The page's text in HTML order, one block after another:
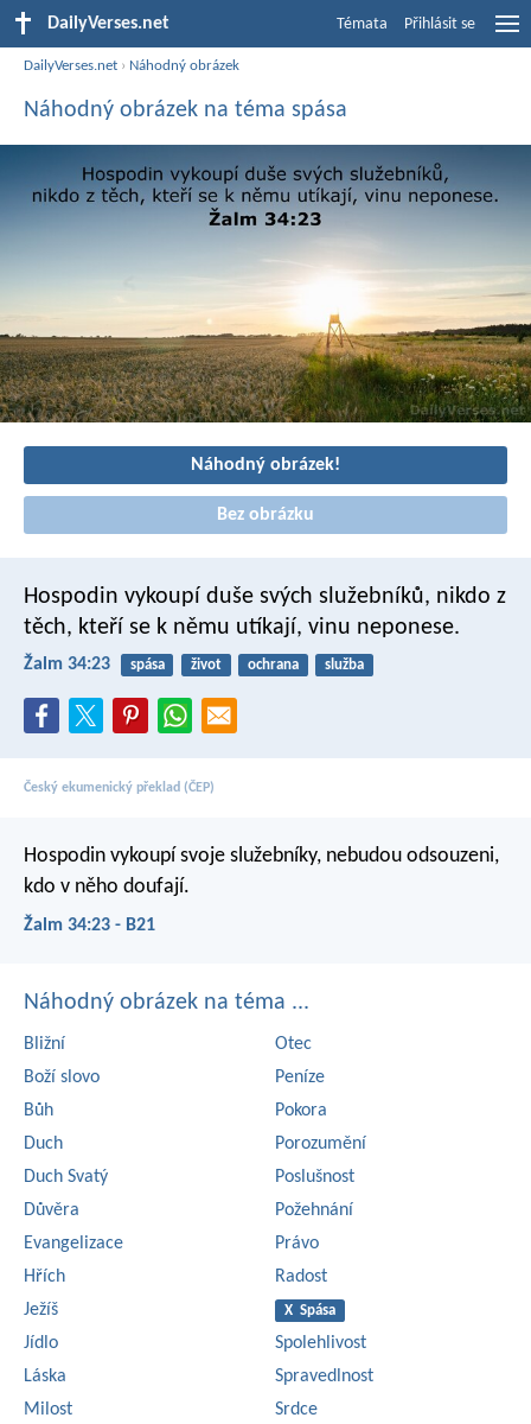
DailyVerses.net Témata Přihlásit se
DailyVerses.net › Náhodný obrázek
Náhodný obrázek na téma spása
Náhodný obrázek!
Bez obrázku
Hospodin vykoupí duše svých služebníků, nikdo z
těch, kteří se k němu utíkají, vinu neponese.
Žalm 34:23 spása život ochrana služba
Český ekumenický překlad (ČEP)
Hospodin vykoupí svoje služebníky, nebudou odsouzeni,
kdo v něho doufají.
Žalm 34:23 - B21
Náhodný obrázek na téma ...
Bližní
Boží slovo
Bůh
Duch
Duch Svatý
Důvěra
Evangelizace
Hřích
Ježíš
Jídlo
Láska
Milost
Otec
Peníze
Pokora
Porozumění
Poslušnost
Požehnání
Právo
Radost
X Spása
Spolehlivost
Spravedlnost
Srdce